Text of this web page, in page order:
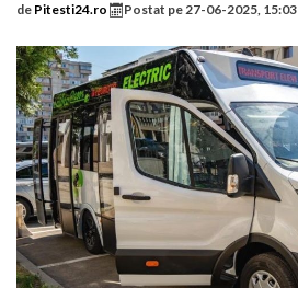
de Pitesti24.ro Postat pe27-06-2025, 15:03